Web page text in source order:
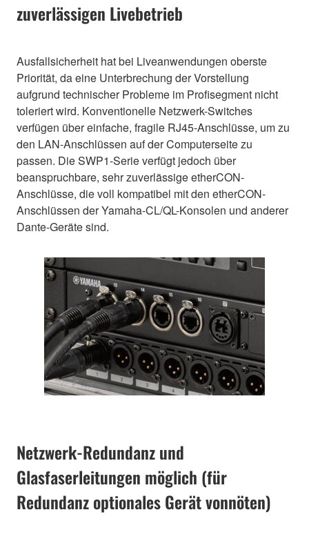
zuverlässigen Livebetrieb
Ausfallsicherheit hat bei Liveanwendungen oberste
Priorität, da eine Unterbrechung der Vorstellung
aufgrund technischer Probleme im Profisegment nicht
toleriert wird. Konventionelle Netzwerk-Switches
verfügen über einfache, fragile RJ45-Anschlüsse, um zu
den LAN-Anschlüssen auf der Computerseite zu
passen. Die SWP1-Serie verfügt jedoch über
beanspruchbare, sehr zuverlässige etherCON-
Anschlüsse, die voll kompatibel mit den etherCON-
Anschlüssen der Yamaha-CL/QL-Konsolen und anderer
Dante-Geräte sind.
Netzwerk-Redundanz und
Glasfaserleitungen möglich (für
Redundanz optionales Gerät vonnöten)